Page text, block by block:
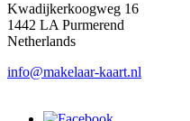
Kwadijkerkoogweg 16
1442 LA Purmerend
Netherlands
info@makelaar-kaart.nl